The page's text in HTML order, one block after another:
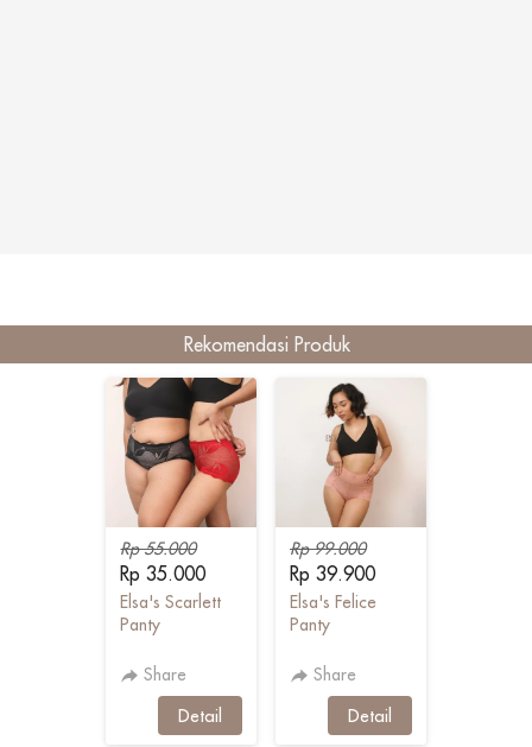
Rekomendasi Produk
Rp 55.000
Rp 35.000
Elsa's Scarlett
Panty
Share
`
Detail
Rp 99.000
Rp 39.900
Elsa's Felice
Panty
Share
`
Detail